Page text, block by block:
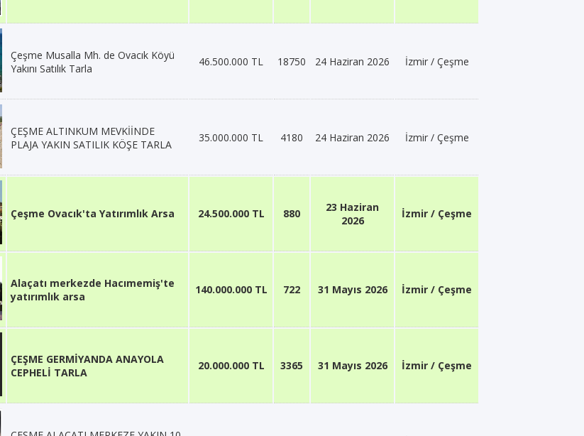
Çeşme Musalla Mh. de Ovacık Köyü
Yakını Satılık Tarla
46.500.000 TL 18750 24 Haziran 2026 İzmir / Çeşme
ÇEŞME ALTINKUM MEVKİİNDE
PLAJA YAKIN SATILIK KÖŞE TARLA
35.000.000 TL 4180 24 Haziran 2026 İzmir / Çeşme
Çeşme Ovacık'ta Yatırımlık Arsa 24.500.000 TL 880
23 Haziran
2026
İzmir / Çeşme
Alaçatı merkezde Hacımemiş'te
yatırımlık arsa
140.000.000 TL 722 31 Mayıs 2026 İzmir / Çeşme
ÇEŞME GERMİYANDA ANAYOLA
CEPHELİ TARLA
20.000.000 TL 3365 31 Mayıs 2026 İzmir / Çeşme